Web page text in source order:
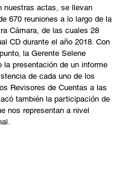
nuestras actas, se llevan
670 reuniones a lo largo de la
Cámara, de las cuales 28
CD durante el año 2018. Con
la Gerente Selene
la presentación de un informe
de cada uno de los
Revisores de Cuentas a las
también la participación de
nos representan a nivel